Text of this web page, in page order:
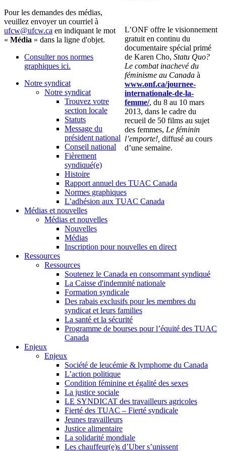
L’ONF offre le visionnement
gratuit en continu du
documentaire spécial primé
de Karen Cho, Statu Quo?
Le combat inachevédu
féminisme au Canada à
www.onf.ca/journee-
internationale-de-la-
femme/, du 8 au 10 mars
2013, dans le cadre du
recueil de 50 films au sujet
des femmes, Le féminin
l’emporte!, diffusé au cours
d’une semaine.
Pour les demandes des médias,
veuillez envoyer un courriel à
ufcw@ufcw.ca en indiquant le mot
« Média » dans la ligne d'objet.
Consulter nos normes
graphiques ici.
Notre syndicat
Notre syndicat
Trouvez votre
section locale
Statuts
Message du
président national
Conseil national
Fièrement
syndiqué(e)
Histoire
Rapport annuel des TUAC Canada
Normes graphiques
L’adhésion aux TUAC Canada
Médias et nouvelles
Médias et nouvelles
Nouvelles
Médias
Inscription pour nouvelles en direct
Ressources
Ressources
Soutenez le Canada en consommant syndiqué
La Caisse d'indemnité nationale
Formation syndicale
Des rabais exclusifs pour les membres du
syndicat et leurs families
La santé et la sécurité
Programme de bourses pour l’équité des TUAC
Canada
Enjeux
Enjeux
Société de leucémie & lymphome du Canada
L’action politique
Condition féminine et égalité des sexes
La justice sociale
LE SYNDICAT des travailleurs agricoles
Fierté des TUAC – Fierté syndicale
Jeunes travailleurs
Justice alimentaire
La solidarité mondiale
Les chauffeur(e)s d’Uber s’unissent